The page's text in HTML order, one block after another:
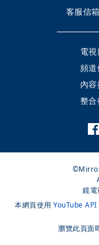
客服信
電
頻
內
整
©Mirror
鏡
本網頁使用 YouTube API
瀏覽此頁面